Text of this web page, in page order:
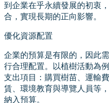
到企業在乎永續發展的初衷
合，實現長期的正向影響。
優化資源配置
企業的預算是有限的，因此
行合理配置。以植樹活動為
支出項目：購買樹苗、運輸
賃、環境教育與導覽人員等
納入預算。